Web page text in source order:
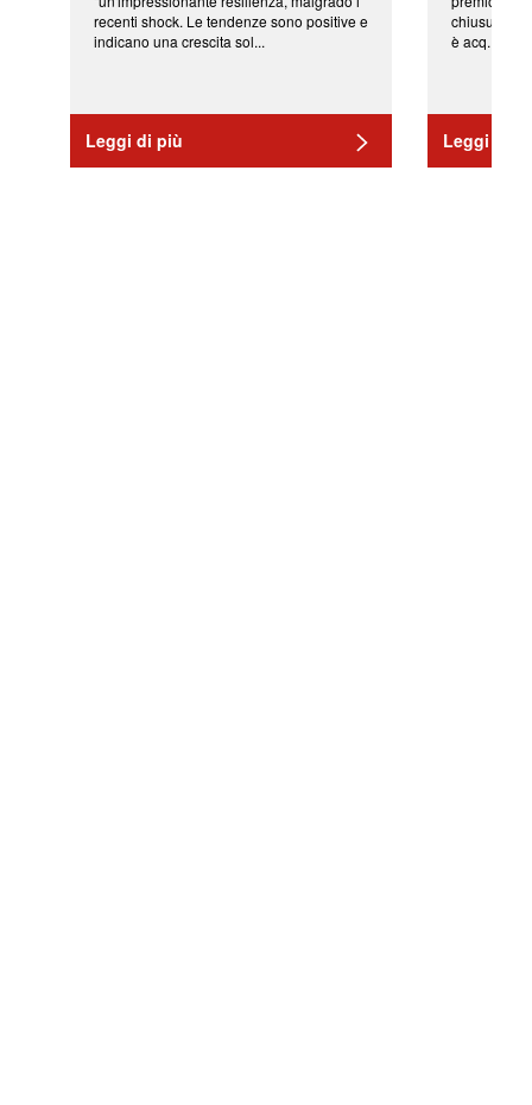
recenti shock. Le tendenze sono positive e
indicano una crescita sol...
Leggi di più
chiusura
è acq...
Leggi di